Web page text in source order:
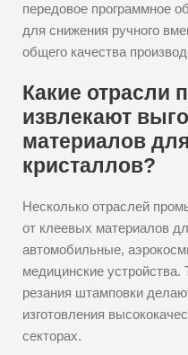
передовое программное
для снижения ручного
общего качества
Какие отрасли
извлекают
материалов
кристаллов?
Несколько отраслей
от клеевых материалов
автомобильные,
медицинские
резания штамповки
изготовления
секторах.